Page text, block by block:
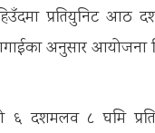
प्रतियुनिट आठ
अनुसार आयोजना
६ दशमलव ८ घमि